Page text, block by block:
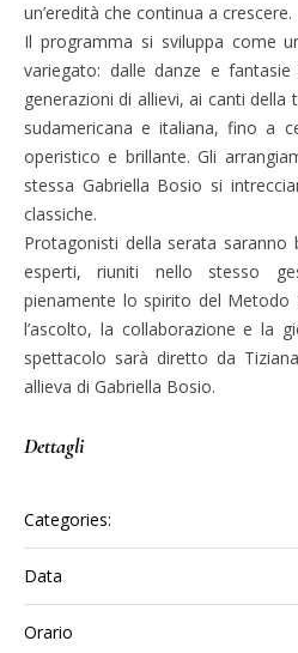
un’eredità che continua a crescere.
Il programma si sviluppa come
variegato: dalle danze e
generazioni di allievi, ai canti della
sudamericana e italiana, fino a
operistico e brillante. Gli
stessa Gabriella Bosio si
classiche.
Protagonisti della serata saranno
esperti, riuniti nello stesso
pienamente lo spirito del Metodo
l’ascolto, la collaborazione e la
spettacolo sarà diretto da
allieva di Gabriella Bosio.
Dettagli
Categories:
Data
Orario